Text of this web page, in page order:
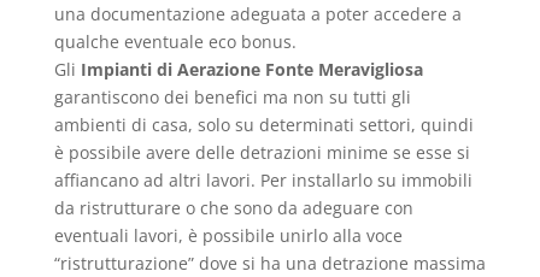
una documentazione adeguata a poter accedere a
qualche eventuale eco bonus.
Gli Impianti di Aerazione Fonte Meravigliosa
garantiscono dei benefici ma non su tutti gli
ambienti di casa, solo su determinati settori, quindi
è possibile avere delle detrazioni minime se esse si
affiancano ad altri lavori. Per installarlo su immobili
da ristrutturare o che sono da adeguare con
eventuali lavori, è possibile unirlo alla voce
“ristrutturazione” dove si ha una detrazione massima